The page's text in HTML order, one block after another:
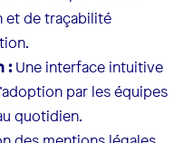
et de traçabilité
:Une interface intuitive
par les équipes
quotidien.